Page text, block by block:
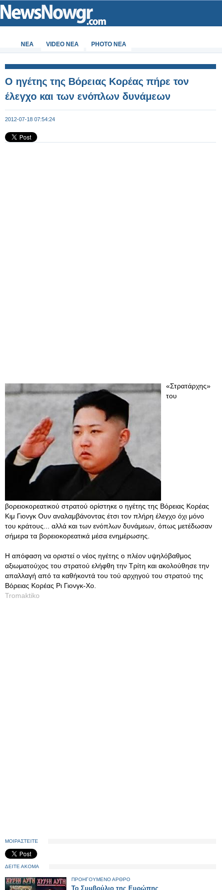
ΝΕΑ VIDEO NEA PHOTO NEA
Ο ηγέτης της Βόρειας Κορέας πήρε τον
έλεγχο και των ενόπλων δυνάμεων
2012-07-18 07:54:24
«Στρατάρχης»
του
βορειοκορεατικού στρατού ορίστηκε ο ηγέτης της Βόρειας Κορέας
Κιμ Γιονγκ Ουν αναλαμβάνοντας έτσι τον πλήρη έλεγχο όχι μόνο
του κράτους... αλλά και των ενόπλων δυνάμεων, όπως μετέδωσαν
σήμερα τα βορειοκορεατικά μέσα ενημέρωσης.
Η απόφαση να οριστεί ο νέος ηγέτης ο πλέον υψηλόβαθμος
αξιωματούχος του στρατού ελήφθη την Τρίτη και ακολούθησε την
απαλλαγή από τα καθήκοντά του τού αρχηγού του στρατού της
Βόρειας Κορέας Ρι Γιονγκ-Χο.
Tromaktiko
ΜΟΙΡΑΣΤΕΙΤΕ
ΔΕΙΤΕ ΑΚΟΜΑ
ΠΡΟΗΓΟΥΜΕΝΟ ΑΡΘΡΟ
Το Συμβούλιο της Ευρώπης